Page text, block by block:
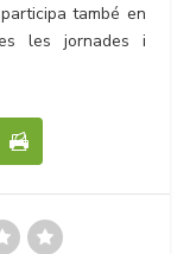
també en
les jornades i